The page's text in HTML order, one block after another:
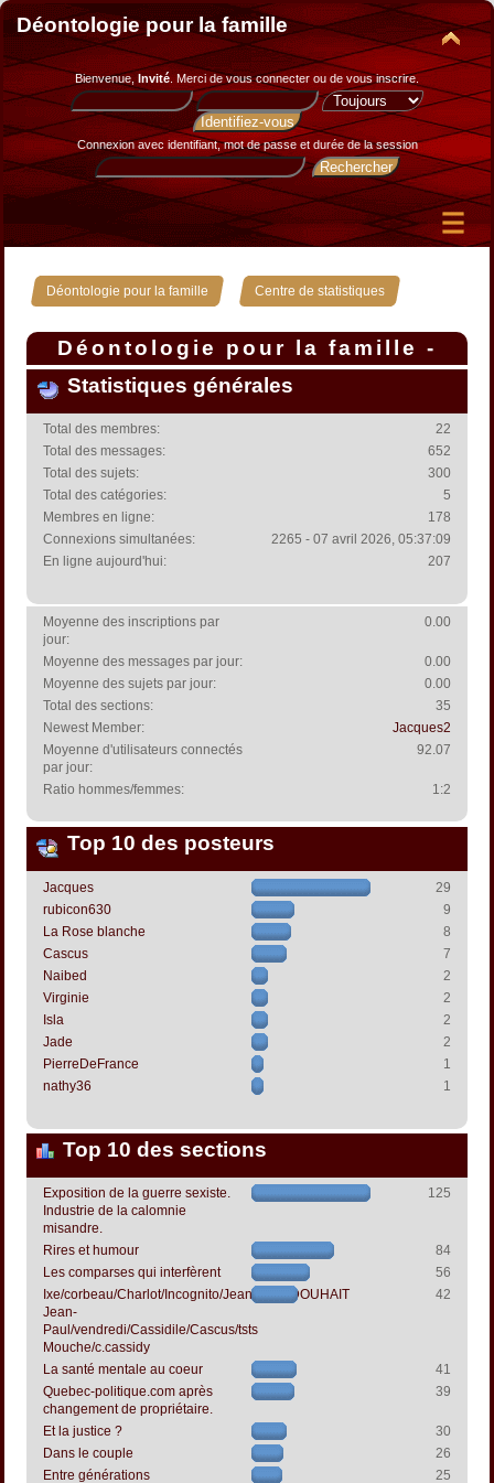
Déontologie pour la famille
Bienvenue, Invité. Merci devous connecter ou de vous inscrire.
Connexion avec identifiant, mot de passe et durée de la session
Déontologie pour la famille » Centre de statistiques
Déontologie pour la famille -
Centre de statistiques
Statistiques générales
Total des membres:
22
Total des messages:
652
Total des sujets:
300
Total des catégories:
5
Membres en ligne:
178
Connexions simultanées:
2265 - 07 avril 2026, 05:37:09
En ligne aujourd'hui:
207
Moyenne des inscriptions par
jour:
0.00
Moyenne des messages par jour:
0.00
Moyenne des sujets par jour:
0.00
Total des sections:
35
Newest Member:
Jacques2
Moyenne d'utilisateurs connectés
par jour:
92.07
Ratio hommes/femmes: 1:2
Top 10 des posteurs
Jacques
29
rubicon630
9
La Rose blanche
8
Cascus
7
Naibed
2
Virginie
2
Isla
2
Jade
2
PierreDeFrance
1
nathy36
1
Top 10 des sections
Exposition de la guerre sexiste.
Industrie de la calomnie
misandre.
125
Rires et humour
84
Les comparses qui interfèrent
56
Ixe/corbeau/Charlot/Incognito/Jeanpapol/DOUHAIT
Jean-
Paul/vendredi/Cassidile/Cascus/tsts
Mouche/c.cassidy
42
La santé mentale au coeur
41
Quebec-politique.com après
changement de propriétaire.
39
Et la justice ?
30
Dans le couple
26
Entre générations
25